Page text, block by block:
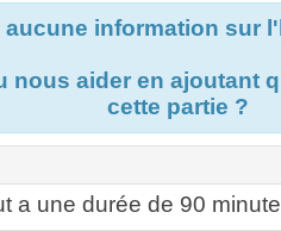
information sur
nous aider en ajoutant
cette partie ?
a une durée de 90